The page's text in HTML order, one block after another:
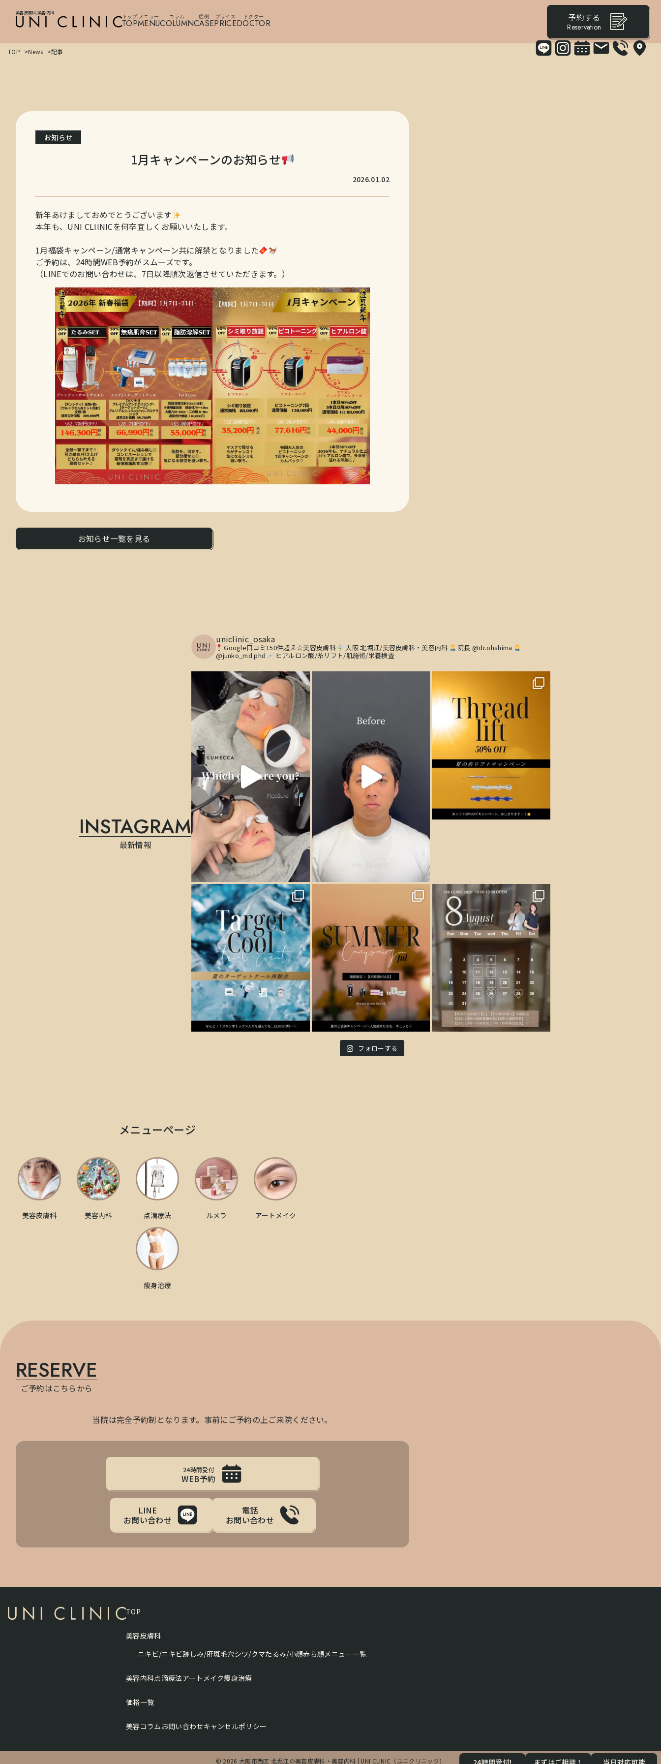
美容皮膚科/美容内科
トップ
TOP
メニュー
MENU
コラム
COLUMN
症例
CASE
プライス
PRICE
ドクター
DOCTOR
予約する
Reservation
24時間受付! まずはご相談！ 当日対応可能
TOP News 記事
お知らせ
1月キャンペーンのお知らせ
2026.01.02
新年あけましておめでとうございます
本年も、UNI CLIINICを何卒宜しくお願いいたします。
1月福袋キャンペーン/通常キャンペーン共に解禁となりました
ご予約は、24時間WEB予約がスムーズです。
（LINEでのお問い合わせは、7日以降順次返信させていただきます。）
お知らせ一覧を見る
INSTAGRAM
最新情報
uniclinic_osaka
Google口コミ150件超え☆美容皮膚科 大阪 北堀江/美容皮膚科・美容内科
院長 @dr.ohshima
@junko_md.phd
ヒアルロン酸/糸リフト/肌施術/栄養検査
フォローする
メニューページ
美容皮膚科 美容内科 点滴療法 ルメラ アートメイク
痩身治療
RESERVE
ご予約はこちらから
当院は完全予約制となります。事前にご予約の上ご来院ください。
24時間受付
WEB予約
LINE
お問い合わせ
電話
お問い合わせ
TOP
美容皮膚科
ニキビ/ニキビ跡 しみ/肝斑毛穴シワ/クマたるみ/小顔赤ら顔メニュー一覧
美容内科点滴療法アートメイク痩身治療
価格一覧
美容コラム お問い合わせキャンセルポリシー
© 2026 大阪市西区 北堀江の美容皮膚科・美容内科 | UNI CLINIC（ユニクリニック）